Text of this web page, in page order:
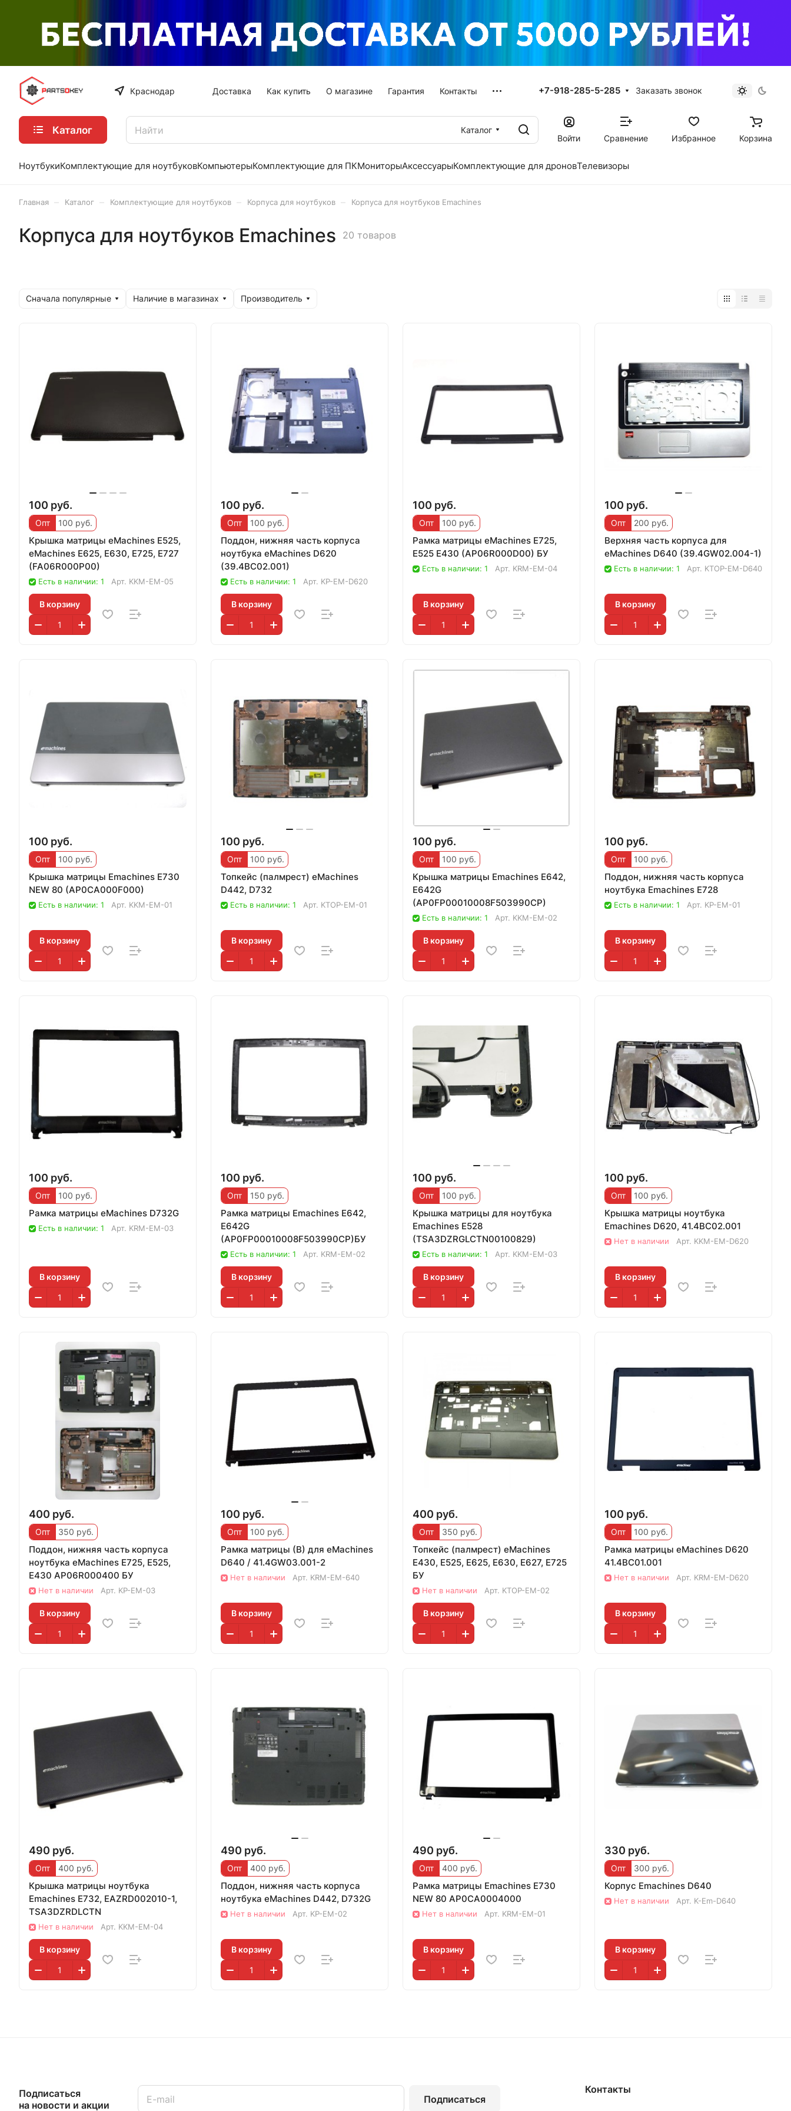
Краснодар Доставка Как купить О магазине Гарантия Контакты +7-918-285-5-285 Заказать звонок
Каталог
Каталог
Войти
Сравнение Избранное Корзина
НоутбукиКомплектующие для ноутбуковКомпьютерыКомплектующие для ПКМониторыАксессуарыКомплектующие для дроновТелевизоры
Главная Каталог Комплектующие для ноутбуков Корпуса для ноутбуков Корпуса для ноутбуков Emachines
Корпуса для ноутбуков Emachines 20 товаров
Сначала популярные Наличие в магазинах Производитель
100 руб.
Опт 100 руб.
Крышка матрицы eMachines E525,
eMachines E625, E630, E725, E727
(FA06R000P00)
Есть в наличии: 1 Арт. KKM-EM-05
В корзину
100 руб.
Опт 100 руб.
Поддон, нижняя часть корпуса
ноутбука eMachines D620
(39.4BC02.001)
Есть в наличии: 1 Арт. KP-EM-D620
В корзину
100 руб.
Опт 100 руб.
Рамка матрицы eMachines E725,
E525 E430 (AP06R000D00) БУ
Есть в наличии: 1 Арт. KRM-EM-04
В корзину
100 руб.
Опт 200 руб.
Верхняя часть корпуса для
eMachines D640 (39.4GW02.004-1)
Есть в наличии: 1 Арт. KTOP-EM-D640
В корзину
100 руб.
Опт 100 руб.
Крышка матрицы Emachines E730
NEW 80 (AP0CA000F000)
Есть в наличии: 1 Арт. KKM-EM-01
В корзину
100 руб.
Опт 100 руб.
Топкейс (палмрест) eMachines
D442, D732
Есть в наличии: 1 Арт. KTOP-EM-01
В корзину
100 руб.
Опт 100 руб.
Крышка матрицы Emachines E642,
E642G
(AP0FP00010008F503990CP)
Есть в наличии: 1 Арт. KKM-EM-02
В корзину
100 руб.
Опт 100 руб.
Поддон, нижняя часть корпуса
ноутбука Emachines E728
Есть в наличии: 1 Арт. KP-EM-01
В корзину
100 руб.
Опт 100 руб.
Рамка матрицы eMachines D732G
Есть в наличии: 1 Арт. KRM-EM-03
В корзину
100 руб.
Опт 150 руб.
Рамка матрицы Emachines E642,
E642G
(AP0FP00010008F503990CP)БУ
Есть в наличии: 1 Арт. KRM-EM-02
В корзину
100 руб.
Опт 100 руб.
Крышка матрицы для ноутбука
Emachines E528
(TSA3DZRGLCTN00100829)
Есть в наличии: 1 Арт. KKM-EM-03
В корзину
100 руб.
Опт 100 руб.
Крышка матрицы ноутбука
Emachines D620, 41.4BC02.001
Нет в наличии Арт. KKM-EM-D620
В корзину
400 руб.
Опт 350 руб.
Поддон, нижняя часть корпуса
ноутбука eMachines E725, E525,
E430 AP06R000400 БУ
Нет в наличии Арт. KP-EM-03
В корзину
100 руб.
Опт 100 руб.
Рамка матрицы (B) для eMachines
D640 / 41.4GW03.001-2
Нет в наличии Арт. KRM-EM-640
В корзину
400 руб.
Опт 350 руб.
Топкейс (палмрест) eMachines
E430, E525, E625, E630, E627, E725
БУ
Нет в наличии Арт. KTOP-EM-02
В корзину
100 руб.
Опт 100 руб.
Рамка матрицы eMachines D620
41.4BC01.001
Нет в наличии Арт. KRM-EM-D620
В корзину
490 руб.
Опт 400 руб.
Крышка матрицы ноутбука
Emachines E732, EAZRD002010-1,
TSA3DZRDLCTN
Нет в наличии Арт. KKM-EM-04
В корзину
490 руб.
Опт 400 руб.
Поддон, нижняя часть корпуса
ноутбука eMachines D442, D732G
Нет в наличии Арт. KP-EM-02
В корзину
490 руб.
Опт 400 руб.
Рамка матрицы Emachines E730
NEW 80 AP0CA0004000
Нет в наличии Арт. KRM-EM-01
В корзину
330 руб.
Опт 300 руб.
Корпус Emachines D640
Нет в наличии Арт. K-Em-D640
В корзину
Подписаться
на новости и акции
Подписаться
Контакты